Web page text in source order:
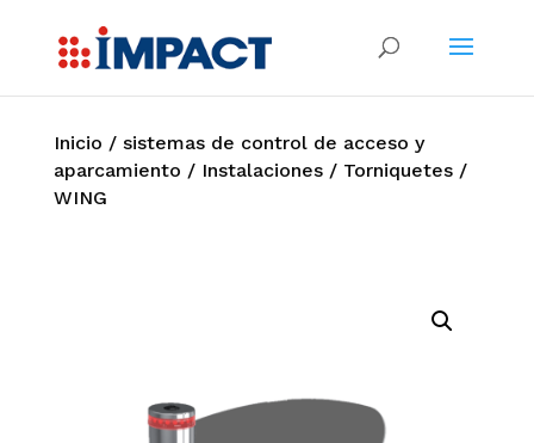
Inicio / sistemas de control de acceso y
aparcamiento / Instalaciones/ Torniquetes/
WING